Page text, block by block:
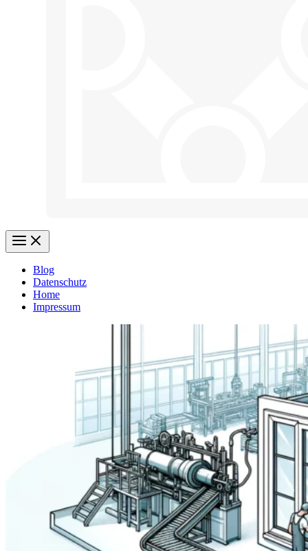
Blog
Datenschutz
Home
Impressum